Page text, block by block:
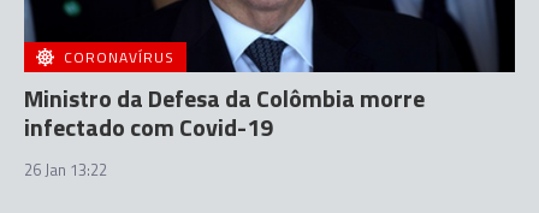
CORONAVÍRUS
Ministro da Defesa da Colômbia morre
infectado com Covid-19
26 Jan 13:22